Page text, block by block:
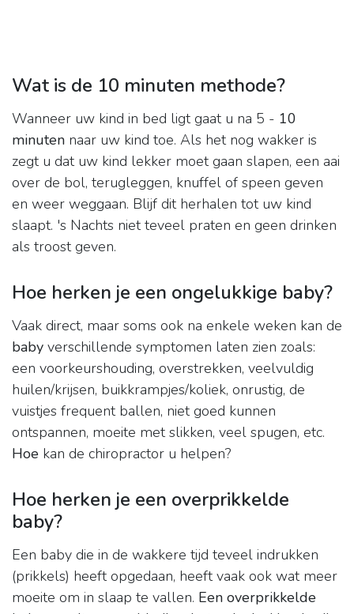
Wat is de 10 minuten methode?
Wanneer uw kind in bed ligt gaat u na 5 - 10
minuten naar uw kind toe. Als het nog wakker is
zegt u dat uw kind lekker moet gaan slapen, een aai
over de bol, terugleggen, knuffel of speen geven
en weer weggaan. Blijf dit herhalen tot uw kind
slaapt. 's Nachts niet teveel praten en geen drinken
als troost geven.
Hoe herken je een ongelukkige baby?
Vaak direct, maar soms ook na enkele weken kan de
baby verschillende symptomen laten zien zoals:
een voorkeurshouding, overstrekken, veelvuldig
huilen/krijsen, buikkrampjes/koliek, onrustig, de
vuistjes frequent ballen, niet goed kunnen
ontspannen, moeite met slikken, veel spugen, etc.
Hoe kan de chiropractor u helpen?
Hoe herken je een overprikkelde
baby?
Een baby die in de wakkere tijd teveel indrukken
(prikkels) heeft opgedaan, heeft vaak ook wat meer
moeite om in slaap te vallen. Een overprikkelde